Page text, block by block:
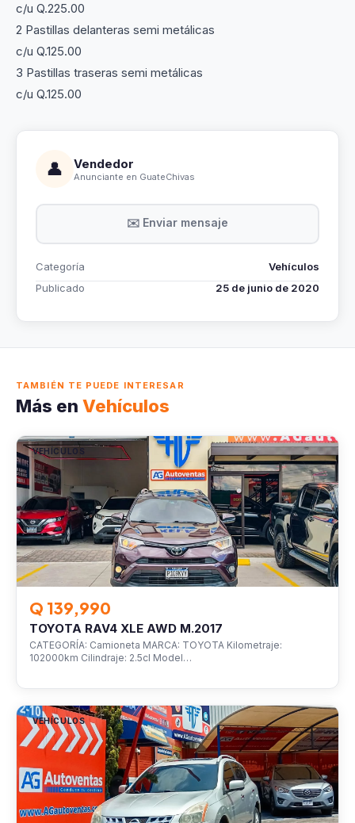
c/u Q.225.00
2 Pastillas delanteras semi metálicas
c/u Q.125.00
3 Pastillas traseras semi metálicas
c/u Q.125.00
👤 Vendedor
Anunciante en GuateChivas
✉️ Enviar mensaje
Categoría
Vehículos
Publicado
25 de junio de 2020
TAMBIÉN TE PUEDE INTERESAR
Más en Vehículos
VEHÍCULOS
Q 139,990
TOYOTA RAV4 XLE AWD M.2017
CATEGORÍA: Camioneta MARCA: TOYOTA Kilometraje:
102000km Cilindraje: 2.5cl Model…
VEHÍCULOS